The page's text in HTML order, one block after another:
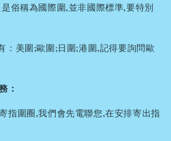
俗稱為國際圍,並非國際標準,要特別
：美圍;歐圍;日圍;港圍,記得要詢問歐
：
指圍圈,我們會先電聯您,在安排寄出指